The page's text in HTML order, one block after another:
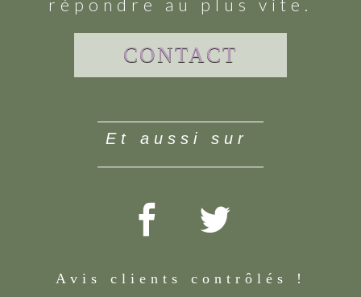
répondre au plus vite.
CONTACT
et aussi sur
Avis clients contrôlés !